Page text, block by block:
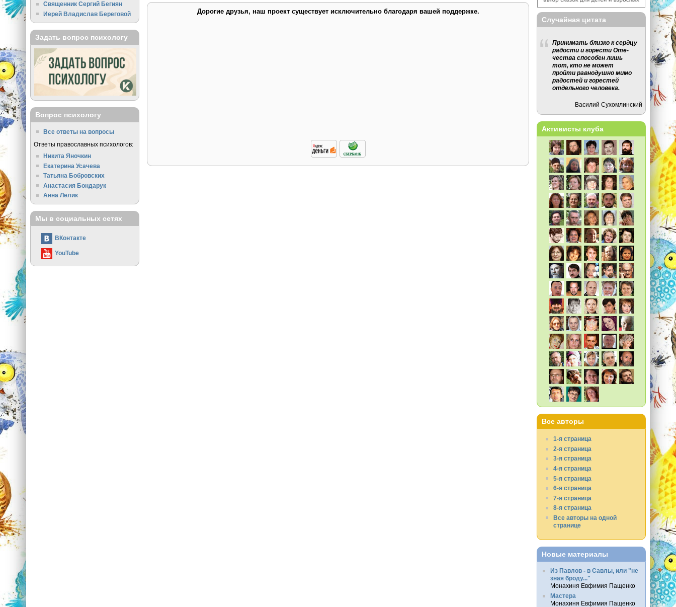
Дорогие друзья, наш проект существует исключительно благодаря вашей поддержке.
Священник Сергий Бегиян
Иерей Владислав Береговой
Задать вопрос психологу
Вопрос психологу
Все ответы на вопросы
Ответы православных психологов:
Никита Яночкин
Екатерина Усачева
Татьяна Бобровских
Анастасия Бондарук
Анна Лелик
Мы в социальных сетях
ВКонтакте
YouTube
Случайная цитата
Принимать близко к сердцу
радости и горести Оте­
чества способен лишь
тот, кто не может
пройти равно­душно мимо
радостей и горестей
отдельного человека.
Василий Сухомлинский
Активисты клуба
Все авторы
1-я страница
2-я страница
3-я страница
4-я страница
5-я страница
6-я страница
7-я страница
8-я страница
Все авторы на одной
странице
Новые материалы
Из Павлов - в Савлы, или "не
зная броду..."
Монахиня Евфимия Пащенко
Мастера
Монахиня Евфимия Пащенко